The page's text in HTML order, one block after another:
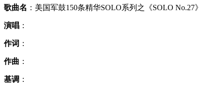
歌曲名 ：美国军鼓150条精华SOLO系列之《SOLO No.27》
演唱 ：
作词 ：
作曲 ：
基调 ：